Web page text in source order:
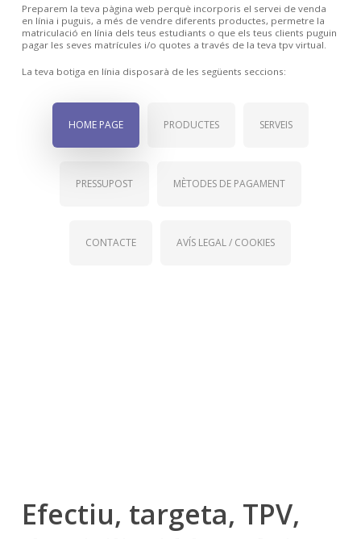
Preparem la teva pàgina web perquè incorporis el servei de venda
en línia i puguis, a més de vendre diferents productes, permetre la
matriculació en línia dels teus estudiants o que els teus clients puguin
pagar les seves matrícules i/o quotes a través de la teva tpv virtual.
La teva botiga en línia disposarà de les següents seccions:
HOME PAGE PRODUCTES SERVEIS
PRESSUPOST MÈTODES DE PAGAMENT
CONTACTE AVÍS LEGAL / COOKIES
Efectiu, targeta, TPV,